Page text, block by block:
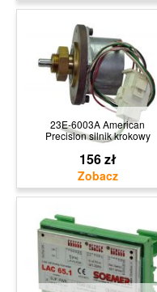
23E-6003A American
Precision silnik krokowy
156 zł